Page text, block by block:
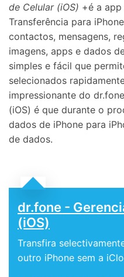
de Celular (iOS) +é a
Transferência para
contactos, mensagens,
imagens, apps e dados
simples e fácil que
selecionados
impressionante do
(iOS) é que durante o
dados de iPhone para
de dados.
dr.fone -
(iOS)
Transfira
outro iPhone sem a